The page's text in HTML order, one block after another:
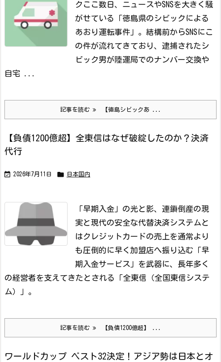
ク ここ数日、ニュースやSNSを大きく騒
がせている「徳島県のシビックによる
あおり運転事件」。 結構前からSNSにこ
の件が流れてきており、逮捕されたシ
ビック男が陸運局でのナンバー交換や
自宅 ...
記事を読む 【徳島シビックあ ...
【負債1200億超】全東信はなぜ破綻したのか？決済
代行
 2026年7月11日  日本国内
「早期入金」の光と影、連鎖倒産の現
実と現代の安全な代替決済システムと
はクレジットカードの売上を通常より
も圧倒的に早く加盟店へ振り込む「早
期入金サービス」を武器に、長年多く
の経営者を支えてきたとされる「全東信（全国東信システ
ム）」。
記事を読む 【負債1200億超】 ...
ワールドカップ ベスト32決定！アジア勢は日本とオ